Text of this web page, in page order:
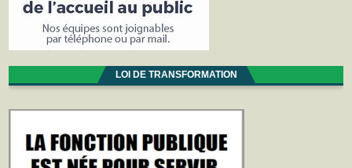
LOI DE TRANSFORMATION